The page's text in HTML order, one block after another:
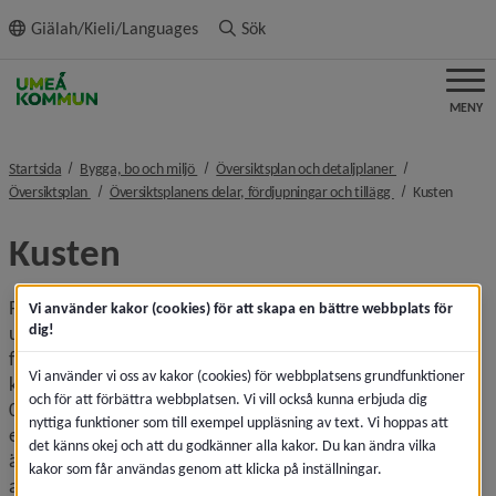
innehållet
Giälah/Kieli/Languages Sök
MENY
Startsida Bygga, bo och miljö nivå i brödsmulenavigeringen
Översiktsplan och detaljplaner nivå i
Översiktsplan nivå i brödsmulenavigeringen
Översiktsplanens delar, fördjupningar och tillägg nivå i
Kustennivå i
Kusten
Planen lyfter fram långsiktigt hållbara
utvecklingsmöjligheter för boende, näringsverksamhet och
friluftsliv i samklang med bevarande av natur- och
kulturvärden. Kusten är en viktig resurs för Umeå i ett 200
000-invånarperspektiv. Strandlägen för bebyggelse är en
exklusivitet med betydelse för Umeås attraktionskraft och
är därför viktig att förvalta på bästa sätt. I planen pekas
attraktiva lägen för bebyggelse och områden för
Vi använder kakor (cookies) för att skapa en bättre webbplats för
dig!
Vi använder vi oss av kakor (cookies) för webbplatsens grundfunktioner
och för att förbättra webbplatsen. Vi vill också kunna erbjuda dig
nyttiga funktioner som till exempel uppläsning av text. Vi hoppas att
det känns okej och att du godkänner alla kakor. Du kan ändra vilka
kakor som får användas genom att klicka på inställningar.